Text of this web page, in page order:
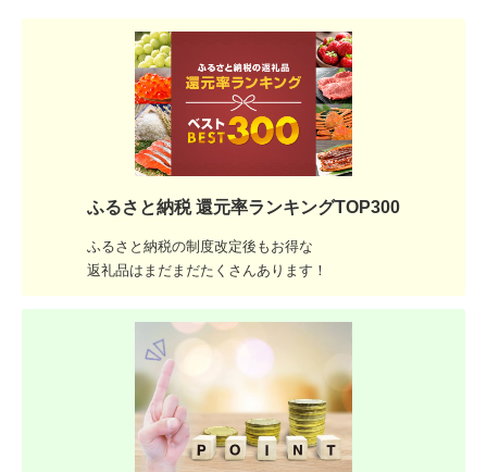
ふるさと納税 還元率ランキングTOP300
ふるさと納税の制度改定後もお得な
返礼品はまだまだたくさんあります！